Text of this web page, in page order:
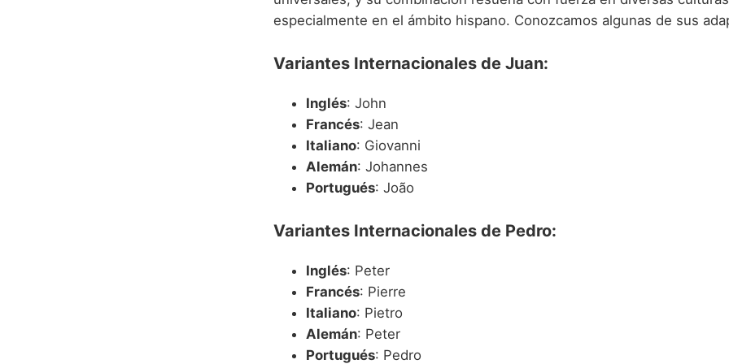
especialmente en el ámbito hispano. Conozcamos algunas de sus
Variantes Internacionales de Juan:
Inglés: John
Francés: Jean
Italiano: Giovanni
Alemán: Johannes
Portugués: João
Variantes Internacionales de Pedro:
Inglés: Peter
Francés: Pierre
Italiano: Pietro
Alemán: Peter
Portugués: Pedro